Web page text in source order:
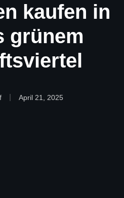
kaufen in
grünem
April 21, 2025